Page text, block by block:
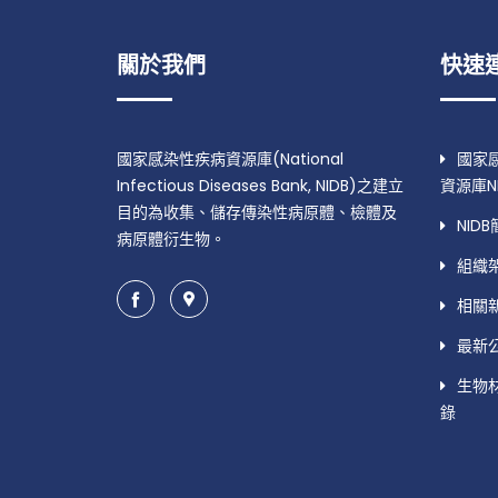
關於我們
國家感染性疾病資源庫(National
Infectious Diseases Bank, NIDB)之建立
目的為收集、儲存傳染性病原體、檢體及
病原體衍生物。
快速
國家
資源庫
NIDB
組織
相關
最新
生物
錄